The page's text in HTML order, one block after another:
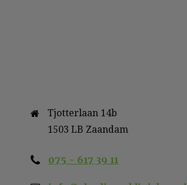
Tjotterlaan 14b
1503 LB Zaandam
075 - 617 39 11